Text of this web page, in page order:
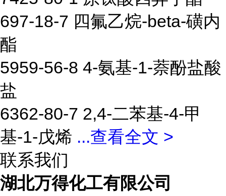
697-18-7 四氟乙烷-beta-磺内
酯
5959-56-8 4-氨基-1-萘酚盐酸
盐
6362-80-7 2,4-二苯基-4-甲
基-1-戊烯 ...查看全文 >
联系我们
湖北万得化工有限公司